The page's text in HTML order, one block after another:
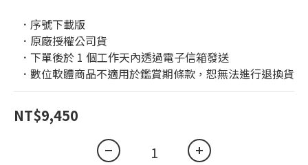
  ．序號下載版
  ．原廠授權公司貨
  ．下單後於 1 個工作天內透過電子信箱發送
  ．數位軟體商品不適用於鑑賞期條款，恕無法進行退換貨
NT$9,450